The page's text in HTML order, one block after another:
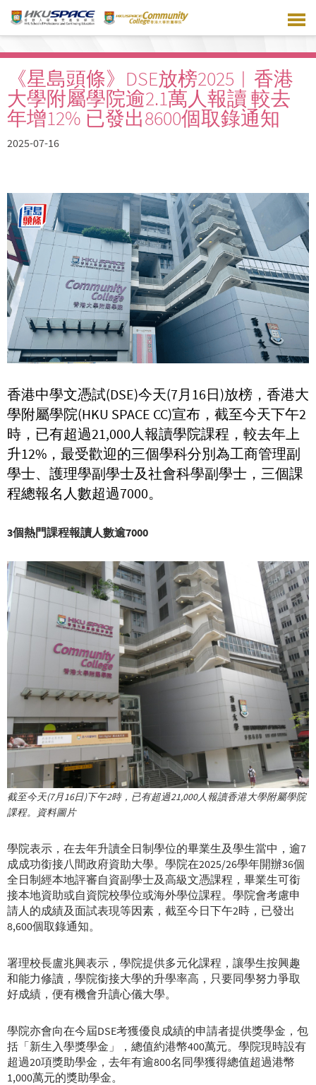
main
《星島頭條》DSE放榜2025︱香港
大學附屬學院逾2.1萬人報讀 較去
年增12% 已發出8600個取錄通知
2025-07-16
香港中學文憑試(DSE)今天(7月16日)放榜，香港大
學附屬學院(HKU SPACE CC)宣布，截至今天下午2
時，已有超過21,000人報讀學院課程，較去年上
升12%，最受歡迎的三個學科分別為工商管理副
學士、護理學副學士及社會科學副學士，三個課
程總報名人數超過7000。
3個熱門課程報讀人數逾7000
截至今天(7月16日)下午2時，已有超過21,000人報讀香港大學附屬學院
課程。資料圖片
學院表示，在去年升讀全日制學位的畢業生及學生當中，逾7
成成功銜接八間政府資助大學。學院在2025/26學年開辦36個
全日制經本地評審自資副學士及高級文憑課程，畢業生可銜
接本地資助或自資院校學位或海外學位課程。學院會考慮申
請人的成績及面試表現等因素，截至今日下午2時，已發出
8,600個取錄通知。
署理校長盧兆興表示，學院提供多元化課程，讓學生按興趣
和能力修讀，學院銜接大學的升學率高，只要同學努力爭取
好成績，便有機會升讀心儀大學。
學院亦會向在今屆DSE考獲優良成績的申請者提供獎學金，包
括「新生入學獎學金」，總值約港幣400萬元。學院現時設有
超過20項獎助學金，去年有逾800名同學獲得總值超過港幣
1,000萬元的獎助學金。